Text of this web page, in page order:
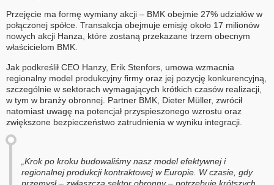
Przejęcie ma formę wymiany akcji – BMK obejmie 27% udziałów w
połączonej spółce. Transakcja obejmuje emisję około 17 milionów
nowych akcji Hanza, które zostaną przekazane trzem obecnym
właścicielom BMK.
Jak podkreślił CEO Hanzy, Erik Stenfors, umowa wzmacnia
regionalny model produkcyjny firmy oraz jej pozycję konkurencyjną,
szczególnie w sektorach wymagających krótkich czasów realizacji,
w tym w branży obronnej. Partner BMK, Dieter Müller, zwrócił
natomiast uwagę na potencjał przyspieszonego wzrostu oraz
zwiększone bezpieczeństwo zatrudnienia w wyniku integracji.
„Krok po kroku budowaliśmy nasz model efektywnej i
regionalnej produkcji kontraktowej w Europie. W czasie, gdy